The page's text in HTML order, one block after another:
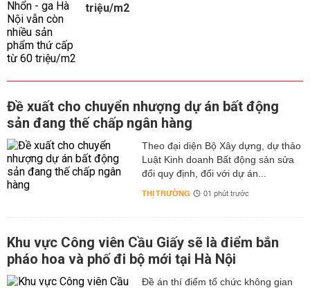
triệu/m2
Đề xuất cho chuyển nhượng dự án bất động
sản đang thế chấp ngân hàng
Theo đại diện Bộ Xây dựng, dự thảo
Luật Kinh doanh Bất động sản sửa
đổi quy định, đối với dự án...
THỊ TRƯỜNG 01 phút trước
Khu vực Công viên Cầu Giấy sẽ là điểm bắn
pháo hoa và phố đi bộ mới tại Hà Nội
Đề án thí điểm tổ chức không gian